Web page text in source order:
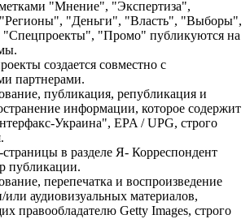
"Мнение", "Экспертиза",
"Регионы", "Деньги", "Власть", "Выборы",
"Спецпроекты", "Промо" публикуются на
создается совместно с
партнерами.
публикация, републикация и
информации, которое содержит
Украина", EPA / UPG, строго
в разделе Я- Корреспондент
публикации.
перепечатка и воспроизведение
аудиовизуальных материалов,
правообладателю Getty Images, строго